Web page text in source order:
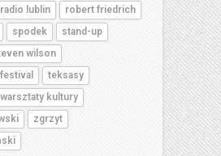
radio lublin
robert friedrich
spodek
stand-up
wilson
teksasy
warsztaty kultury
zgrzyt